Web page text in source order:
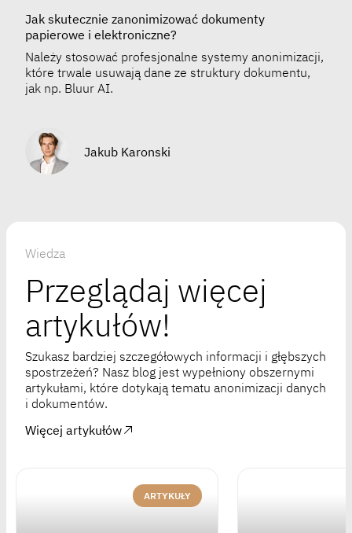
Jak skutecznie zanonimizować dokumenty
papierowe i elektroniczne?
Należy stosować profesjonalne systemy anonimizacji,
które trwale usuwają dane ze struktury dokumentu,
jak np. Bluur AI.
Jakub Karonski
Wiedza
Przeglądaj więcej
artykułów!
Szukasz bardziej szczegółowych informacji i głębszych
spostrzeżeń? Nasz blog jest wypełniony obszernymi
artykułami, które dotykają tematu anonimizacji danych
i dokumentów.
Więcej artykułów
ARTYKUŁY